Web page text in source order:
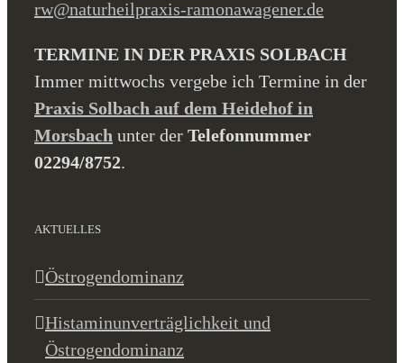
rw@naturheilpraxis-ramonawagener.de
TERMINE IN DER PRAXIS SOLBACH
Immer mittwochs vergebe ich Termine in der
Praxis Solbach auf dem Heidehof in
Morsbach unter der Telefonnummer
02294/8752.
AKTUELLES
Östrogendominanz
Histaminunverträglichkeit und
Östrogendominanz